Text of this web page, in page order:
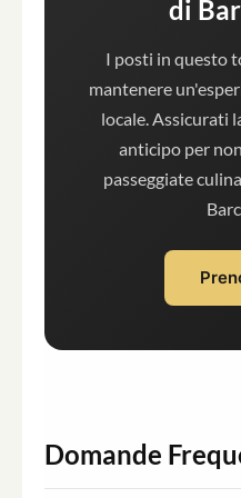
di
I posti in questo
mantenere
locale. Assicurati
anticipo per
passeggiate
Domande